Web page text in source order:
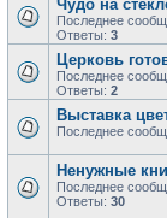
Чудо на
Последнее
Ответы: 3
Церковь
Последнее
Ответы: 2
Выставка
Последнее
Ненужные
Последнее
Ответы: 30